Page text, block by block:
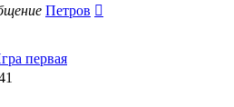
Петров
первая